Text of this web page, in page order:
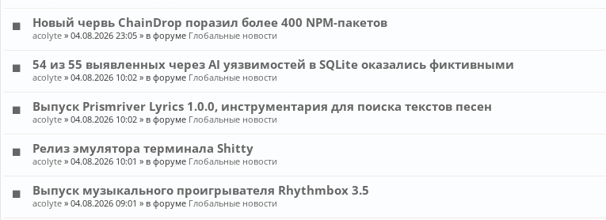
Новый червь ChainDrop поразил более 400 NPM-пакетов
acolyte » 04.08.2026 23:05 » в форуме Глобальные новости
54 из 55 выявленных через AI уязвимостей в SQLite оказались фиктивными
acolyte » 04.08.2026 10:02 » в форуме Глобальные новости
Выпуск Prismriver Lyrics 1.0.0, инструментария для поиска текстов песен
acolyte » 04.08.2026 10:02 » в форуме Глобальные новости
Релиз эмулятора терминала Shitty
acolyte » 04.08.2026 10:01 » в форуме Глобальные новости
Выпуск музыкального проигрывателя Rhythmbox 3.5
acolyte » 04.08.2026 09:01 » в форуме Глобальные новости